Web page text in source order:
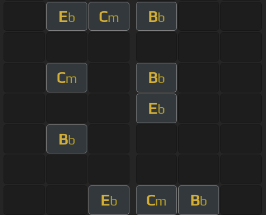
Eb Cm Bb
Cm Bb
Eb
Bb
Eb Cm Bb